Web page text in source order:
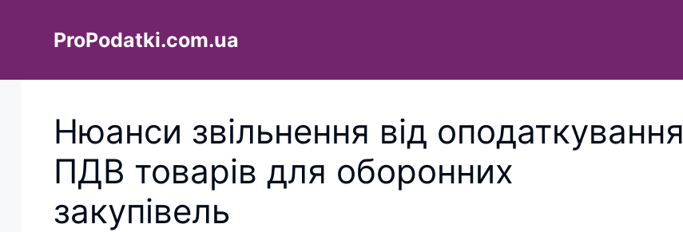
ProPodatki.com.ua
Нюанси звільнення від оподаткування
ПДВ товарів для оборонних
закупівель